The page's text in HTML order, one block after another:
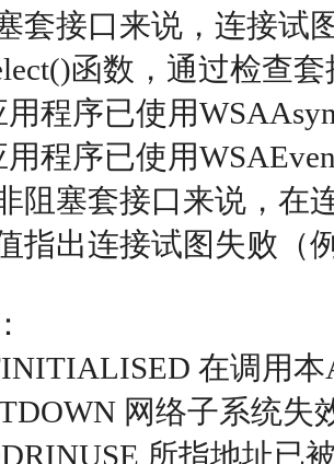
套接口来说，连接试
函数，通过检查
程序已使用
程序已使用
阻塞套接口来说，在
指出连接试图失败（
在调用
网络子系统失
所指地址已